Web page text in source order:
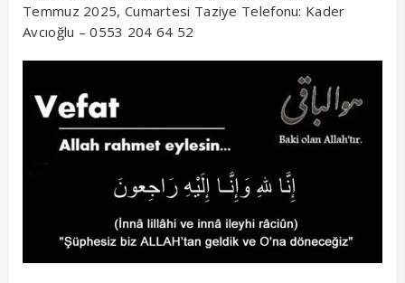
Temmuz 2025, Cumartesi Taziye Telefonu: Kader
Avcıoğlu – 0553 204 64 52